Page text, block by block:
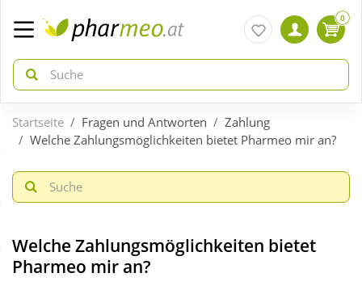
zurück
ÜBERSICHT AKTIONEN
Gratis dazu
zurück
ÜBERSICHT KATEGORIEN
Bio & Genuss
0
Startseite Fragen und Antworten
Zahlung
Welche Zahlungsmöglichkeiten bietet Pharmeo mir an?
Welche Zahlungsmöglichkeiten bietet
Pharmeo mir an?